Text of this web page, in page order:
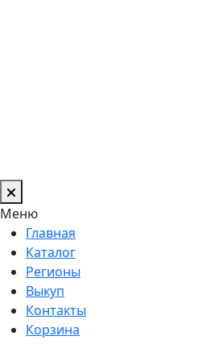
Меню
Главная
Каталог
Регионы
Выкуп
Контакты
Корзина